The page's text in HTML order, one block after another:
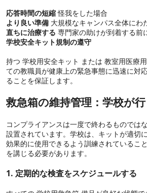
応答時間の短縮怪我をした場合
より良い準備 大規模なキャンパス全体にわ
直ちに治療する 専門家の助けが到着する前
学校安全キット規制の遵守
持つ 学校用安全キット または 教室用医療
ての教職員が健康上の緊急事態に迅速に対
ることを保証します。
救急箱の維持管理：学校が
コンプライアンスは一度で終わるものでは
設置されています。学校は、キットが適切
効果的に使用できるよう訓練されているこ
を講じる必要があります。
1. 定期的な検査をスケジュールする